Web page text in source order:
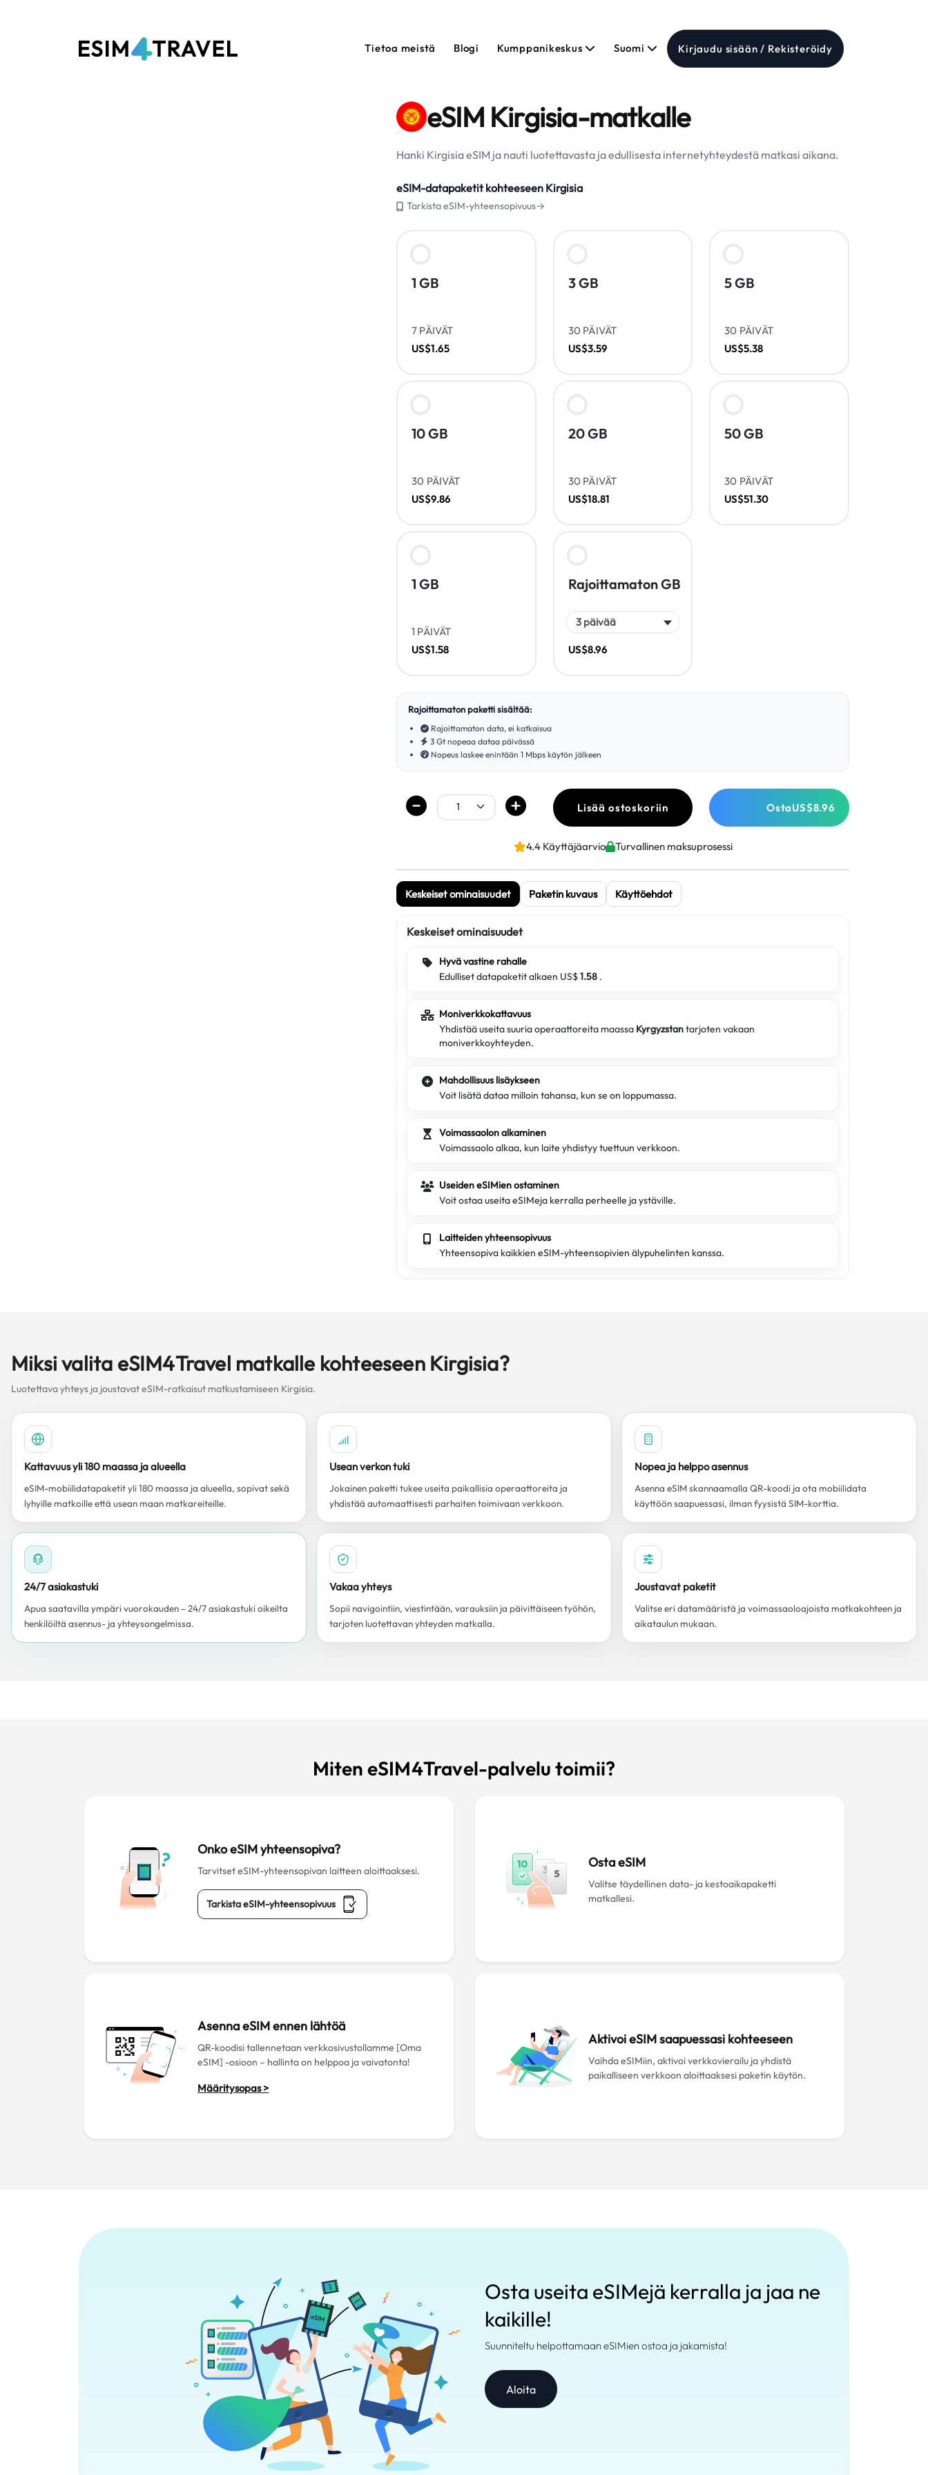
Tietoa meistä Blogi Kumppanikeskus Suomi Kirjaudu sisään / Rekisteröidy
eSIM Kirgisia-matkalle
Hanki Kirgisia eSIM ja nauti luotettavasta ja edullisesta internetyhteydestä matkasi aikana.
eSIM-datapaketit kohteeseen Kirgisia
Tarkista eSIM-yhteensopivuus→
1 GB
7 PÄIVÄT
US$1.65
3 GB
30 PÄIVÄT
US$3.59
5 GB
30 PÄIVÄT
US$5.38
10 GB
30 PÄIVÄT
US$9.86
20 GB
30 PÄIVÄT
US$18.81
50 GB
30 PÄIVÄT
US$51.30
1 GB
1 PÄIVÄT
US$1.58
Rajoittamaton GB
US$8.96
Rajoittamaton paketti sisältää:
Rajoittamaton data, ei katkaisua
3 Gt nopeaa dataa päivässä
Nopeus laskee enintään 1 Mbps käytön jälkeen
Lisää ostoskoriin OstaUS$8.96
4.4 Käyttäjäarvio Turvallinen maksuprosessi
Keskeiset ominaisuudet Paketin kuvaus Käyttöehdot
Keskeiset ominaisuudet
Hyvä vastine rahalle
Edulliset datapaketit alkaen US$1.58 .
Moniverkkokattavuus
Yhdistää useita suuria operaattoreita maassa Kyrgyzstantarjoten vakaan
moniverkkoyhteyden.
Mahdollisuus lisäykseen
Voit lisätä dataa milloin tahansa, kun se on loppumassa.
Voimassaolon alkaminen
Voimassaolo alkaa, kun laite yhdistyy tuettuun verkkoon.
Useiden eSIMien ostaminen
Voit ostaa useita eSIMeja kerralla perheelle ja ystäville.
Laitteiden yhteensopivuus
Yhteensopiva kaikkien eSIM-yhteensopivien älypuhelinten kanssa.
Miksi valita eSIM4Travel matkalle kohteeseen Kirgisia?
Luotettava yhteys ja joustavat eSIM-ratkaisut matkustamiseen Kirgisia.
Kattavuus yli 180 maassa ja alueella
eSIM-mobiilidatapaketit yli 180 maassa ja alueella, sopivat sekä
lyhyille matkoille että usean maan matkareiteille.
Usean verkon tuki
Jokainen paketti tukee useita paikallisia operaattoreita ja
yhdistää automaattisesti parhaiten toimivaan verkkoon.
Nopea ja helppo asennus
Asenna eSIM skannaamalla QR-koodi ja ota mobiilidata
käyttöön saapuessasi, ilman fyysistä SIM-korttia.
24/7 asiakastuki
Apua saatavilla ympäri vuorokauden – 24/7 asiakastuki oikeilta
henkilöiltä asennus- ja yhteysongelmissa.
Vakaa yhteys
Sopii navigointiin, viestintään, varauksiin ja päivittäiseen työhön,
tarjoten luotettavan yhteyden matkalla.
Joustavat paketit
Valitse eri datamääristä ja voimassaoloajoista matkakohteen ja
aikataulun mukaan.
Miten eSIM4Travel-palvelu toimii?
Onko eSIM yhteensopiva?
Tarvitset eSIM-yhteensopivan laitteen aloittaaksesi.
Tarkista eSIM-yhteensopivuus
Osta eSIM
Valitse täydellinen data- ja kestoaikapaketti
matkallesi.
Asenna eSIM ennen lähtöä
QR-koodisi tallennetaan verkkosivustollamme [Oma
eSIM] -osioon – hallinta on helppoa ja vaivatonta!
Määritysopas >
Aktivoi eSIM saapuessasi kohteeseen
Vaihda eSIMiin, aktivoi verkkovierailu ja yhdistä
paikalliseen verkkoon aloittaaksesi paketin käytön.
Osta useita eSIMejä kerralla ja jaa ne
kaikille!
Suunniteltu helpottamaan eSIMien ostoa ja jakamista!
Aloita